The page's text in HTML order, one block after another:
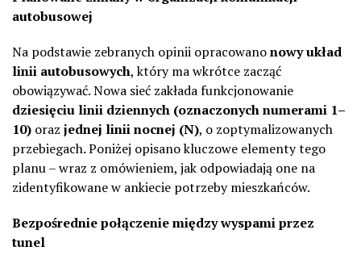
autobusowej
Na podstawie zebranych opinii opracowanonowy układ
linii autobusowych, który ma wkrótce zacząć
obowiązywać. Nowa sieć zakłada funkcjonowanie
dziesięciu linii dziennych (oznaczonych numerami 1–
10) oraz jednej linii nocnej (N), o zoptymalizowanych
przebiegach. Poniżej opisano kluczowe elementy tego
planu – wraz z omówieniem, jak odpowiadają one na
zidentyfikowane w ankiecie potrzeby mieszkańców.
Bezpośrednie połączenie między wyspami przez
tunel